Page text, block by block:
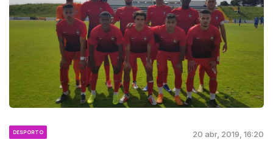
DESPORTO 20 abr, 2019, 16:20